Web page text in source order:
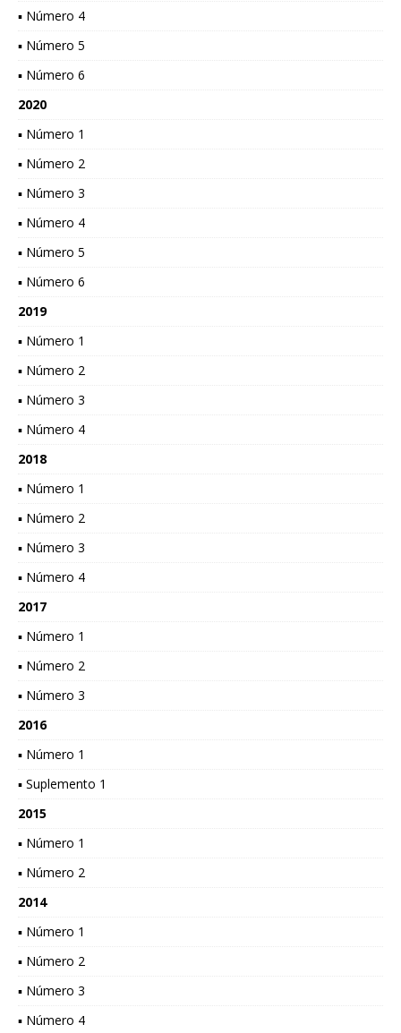
▪ Número 4
▪ Número 5
▪ Número 6
2020
▪ Número 1
▪ Número 2
▪ Número 3
▪ Número 4
▪ Número 5
▪ Número 6
2019
▪ Número 1
▪ Número 2
▪ Número 3
▪ Número 4
2018
▪ Número 1
▪ Número 2
▪ Número 3
▪ Número 4
2017
▪ Número 1
▪ Número 2
▪ Número 3
2016
▪ Número 1
▪ Suplemento 1
2015
▪ Número 1
▪ Número 2
2014
▪ Número 1
▪ Número 2
▪ Número 3
▪ Número 4